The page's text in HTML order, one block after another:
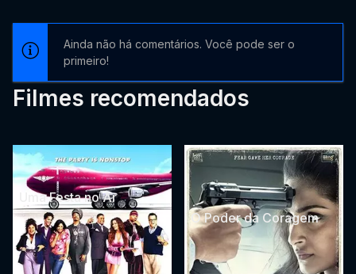
Ainda não há comentários. Você pode ser o
primeiro!
Filmes recomendados
Uma Festa no Ar
O Poder da Coragem